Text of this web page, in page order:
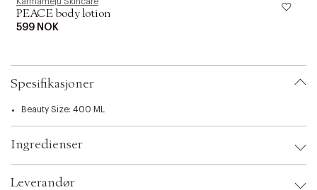
o
n
e
l
i
o
PEACE body lotion
599 NOK
Spesifikasjoner
Beauty Size: 400 ML
Ingredienser
Leverandør